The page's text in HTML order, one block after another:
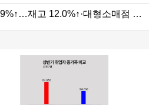
고 12.0%↑·대형소매점 판매 10.8%